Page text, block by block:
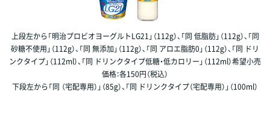
上段左から「明治プロビオヨーグルトLG21」（112g）、「同 低脂肪」（112g）、「同
砂糖不使用」（112g）、「同 無添加」（112g）、「同 アロエ脂肪0」（112g）、「同 ドリ
ンクタイプ」（112ml）、「同 ドリンクタイプ低糖・低カロリー」（112ml）希望小売
価格：各150円（税込）
下段左から「同 （宅配専用）」（85g）、「同 ドリンクタイプ（宅配専用）」（100ml）